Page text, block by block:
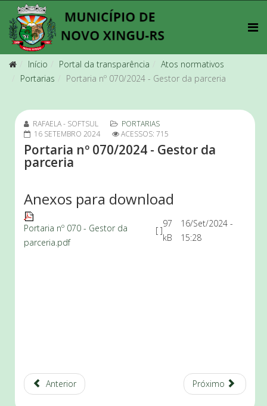
Início Portal da transparência
Atos normativos
Portarias
Portaria nº 070/2024 - Gestor da parceria
RAFAELA - SOFTSUL
PORTARIAS
16 SETEMBRO 2024
ACESSOS: 715
Portaria nº 070/2024 - Gestor da
parceria
Anexos para download
Portaria nº 070 - Gestor da
parceria.pdf
[ ]
97
kB
16/Set/2024 -
15:28
Anterior Próximo